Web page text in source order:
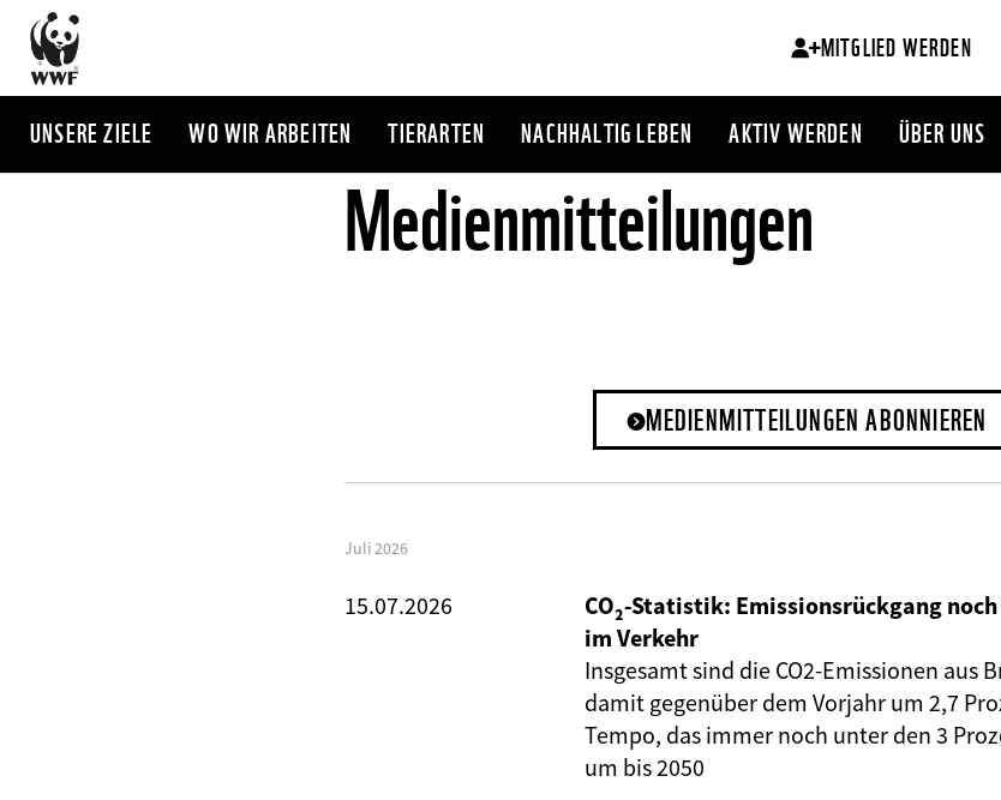
Direkt
zum
Inhalt
MITGLIED WERDEN
UNSERE ZIELE WO WIR ARBEITEN TIERARTEN NACHHALTIG LEBEN AKTIV WERDEN ÜBER UNS
Medienmitteilungen
MEDIENMITTEILUNGEN ABONNIEREN
Juli 2026
15.07.2026
CO₂-Statistik: Emissionsrückgang
im Verkehr
Insgesamt sind die CO2-Emissionen aus
damit gegenüber dem Vorjahr um 2,7
Tempo, das immer noch unter den 3
um bis 2050